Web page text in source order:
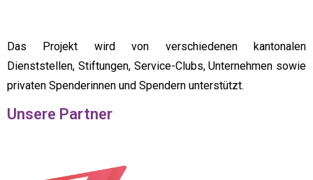
Das Projekt wird von verschiedenen kantonalen
Dienststellen, Stiftungen, Service-Clubs, Unternehmen sowie
privaten Spenderinnen und Spendern unterstützt.
Unsere Partner